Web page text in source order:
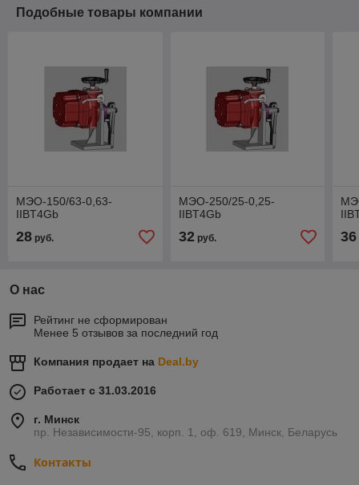
Подобные товары компании
МЭО-150/63-0,63-
IIBT4Gb
28 руб.
МЭО-250/25-0,25-
IIBT4Gb
32руб. 36
О нас
Рейтинг не сформирован
Менее 5 отзывов за последний год
Компания продает на Deal.by
Работает с 31.03.2016
г. Минск
пр. Независимости-95, корп. 1, оф. 619, Минск, Беларусь
Контакты